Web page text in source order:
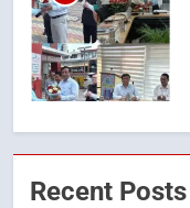
6
Recent Posts